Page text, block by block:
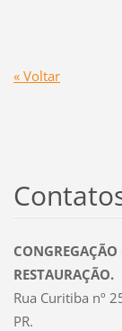
« Voltar
RESTAURAÇÃO.
Rua Curitiba nº
PR.